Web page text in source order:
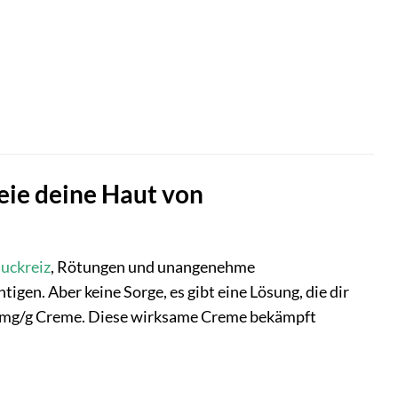
deine Haut von
, Rötungen und unangenehme
Aber keine Sorge, es gibt eine Lösung, die dir
g Creme. Diese wirksame Creme bekämpft